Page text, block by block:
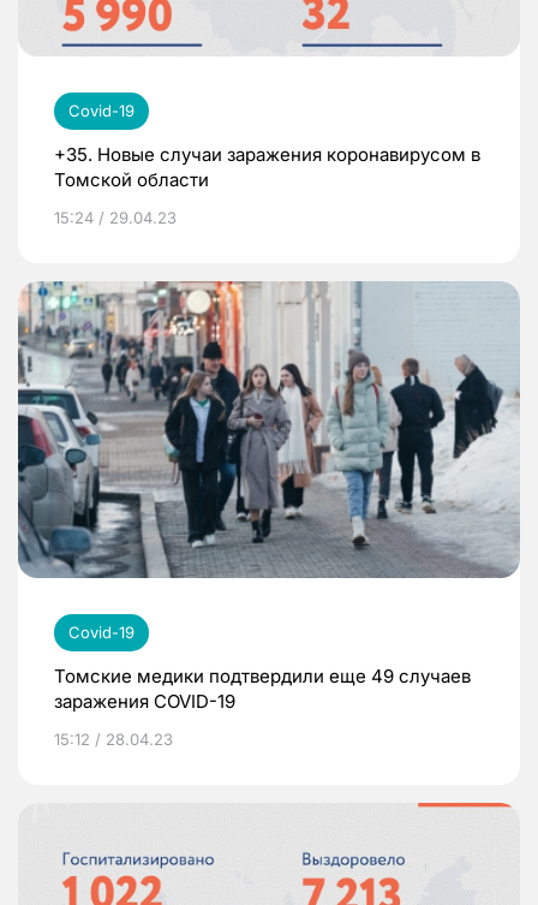
Covid-19
+35. Новые случаи заражения коронавирусом в
Томской области
15:24 / 29.04.23
Covid-19
Томские медики подтвердили еще 49 случаев
заражения COVID-19
15:12 / 28.04.23